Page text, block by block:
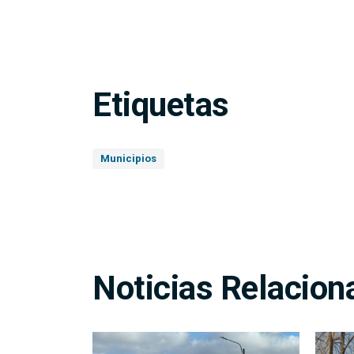
Etiquetas
Municipios
Noticias